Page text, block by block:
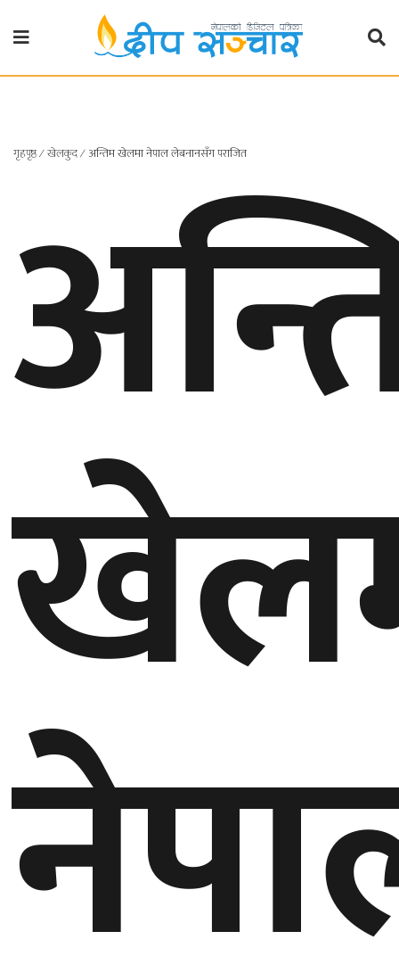
गृहपृष्ठ
प्रदेश
बाग्मती
प्रदेश
कर्णाली
सुदूरपश्चिम
प्रदेश
मनाेरञ्जन
घुमफिर
ब्लग
गृहपृष्ठ∕खेलकुद∕अन्तिम खेलमा नेपाल लेबनानसँग पराजित